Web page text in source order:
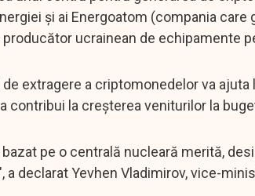
și ai Energoatom (compania
ucrainean de echipamente
extragere a criptomonedelor va ajuta
contribui la creșterea veniturilor la
pe o centrală nucleară merită,
declarat Yevhen Vladimirov, vice-